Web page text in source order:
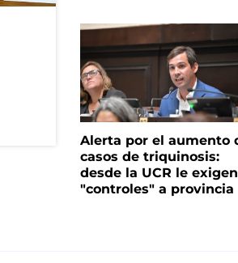
Alerta por el aumento
casos de triquinosis:
desde la UCR le exigen
"controles" a provincia